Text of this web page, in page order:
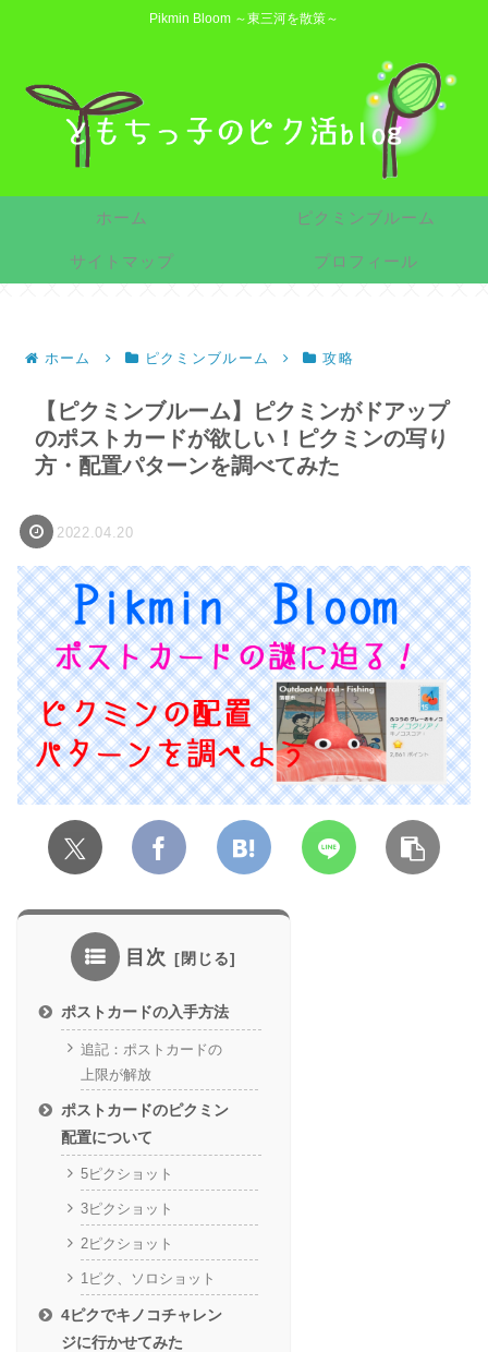
Pikmin Bloom ～東三河を散策～
ホーム ピクミンブルーム
サイトマップ プロフィール
ホーム ピクミンブルーム 攻略
【ピクミンブルーム】ピクミンがドアップ
のポストカードが欲しい！ピクミンの写り
方・配置パターンを調べてみた
2022.04.20
目次
ポストカードの入手方法
追記：ポストカードの
上限が解放
ポストカードのピクミン
配置について
5ピクショット
3ピクショット
2ピクショット
1ピク、ソロショット
4ピクでキノコチャレン
ジに行かせてみた